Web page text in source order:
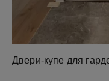
Двери-купе для